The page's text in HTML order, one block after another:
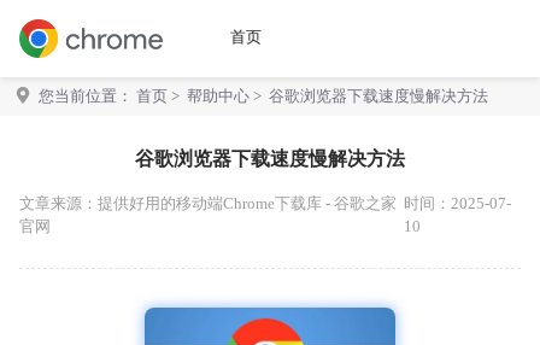
首页
您当前位置： 首页 > 帮助中心 > 谷歌浏览器下载速度慢解决方法
谷歌浏览器下载速度慢解决方法
文章来源： 提供好用的移动端Chrome下载库 - 谷歌之家
官网
时间：2025-07-
10